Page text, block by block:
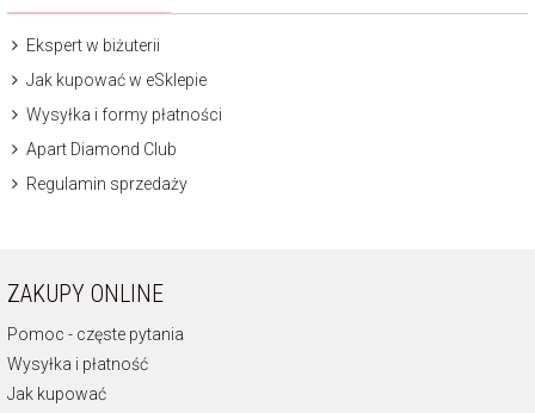
Ekspert w biżuterii
Jak kupować w eSklepie
Wysyłka i formy płatności
Apart Diamond Club
Regulamin sprzedaży
ZAKUPY ONLINE
Pomoc - częste pytania
Wysyłka i płatność
Jak kupować